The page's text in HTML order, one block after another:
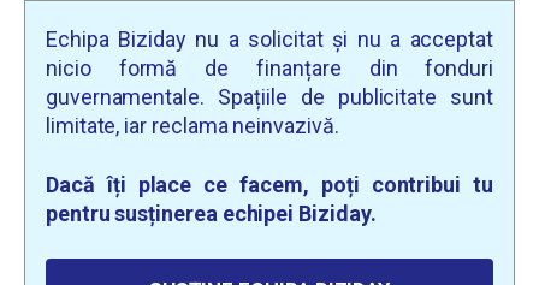
Echipa Biziday nu a solicitat și nu a acceptat
nicio formă de finanțare din fonduri
guvernamentale. Spațiile de publicitate sunt
limitate, iar reclama neinvazivă.
Dacă îți place ce facem, poți contribui tu
pentru susținerea echipei Biziday.